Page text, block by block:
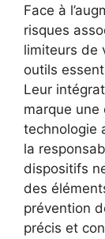
Face à
risques
limiteurs de
outils
Leur
marque
technologie
la
dispositifs
des
prévention
précis et